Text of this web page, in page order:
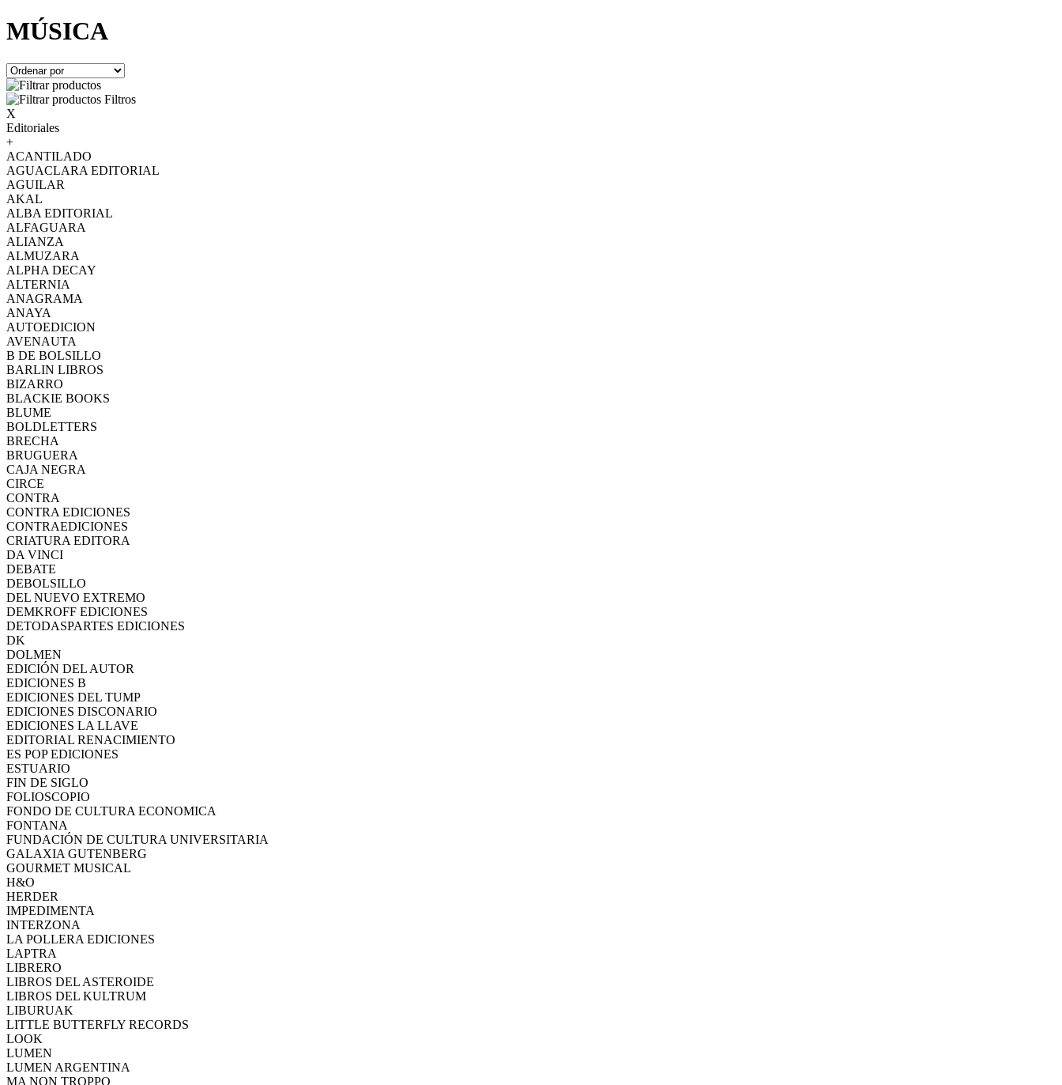
MÚSICA
Filtros
X
Editoriales
+
ACANTILADO
AGUACLARA EDITORIAL
AGUILAR
AKAL
ALBA EDITORIAL
ALFAGUARA
ALIANZA
ALMUZARA
ALPHA DECAY
ALTERNIA
ANAGRAMA
ANAYA
AUTOEDICION
AVENAUTA
B DE BOLSILLO
BARLIN LIBROS
BIZARRO
BLACKIE BOOKS
BLUME
BOLDLETTERS
BRECHA
BRUGUERA
CAJA NEGRA
CIRCE
CONTRA
CONTRA EDICIONES
CONTRAEDICIONES
CRIATURA EDITORA
DA VINCI
DEBATE
DEBOLSILLO
DEL NUEVO EXTREMO
DEMKROFF EDICIONES
DETODASPARTES EDICIONES
DK
DOLMEN
EDICIÓN DEL AUTOR
EDICIONES B
EDICIONES DEL TUMP
EDICIONES DISCONARIO
EDICIONES LA LLAVE
EDITORIAL RENACIMIENTO
ES POP EDICIONES
ESTUARIO
FIN DE SIGLO
FOLIOSCOPIO
FONDO DE CULTURA ECONOMICA
FONTANA
FUNDACIÓN DE CULTURA UNIVERSITARIA
GALAXIA GUTENBERG
GOURMET MUSICAL
H&O
HERDER
IMPEDIMENTA
INTERZONA
LA POLLERA EDICIONES
LAPTRA
LIBRERO
LIBROS DEL ASTEROIDE
LIBROS DEL KULTRUM
LIBURUAK
LITTLE BUTTERFLY RECORDS
LOOK
LUMEN
LUMEN ARGENTINA
MA NON TROPPO